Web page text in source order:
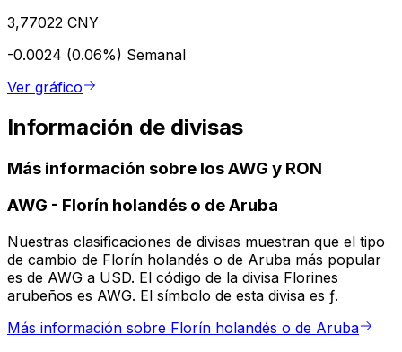
3,77022 CNY
-0.0024 (0.06%) Semanal
Ver gráfico
Información de divisas
Más información sobre los AWG y RON
AWG - Florín holandés o de Aruba
Nuestras clasificaciones de divisas muestran que el tipo
de cambio de Florín holandés o de Aruba más popular
es de AWG a USD. El código de la divisa Florines
arubeños es AWG. El símbolo de esta divisa es ƒ.
Más información sobre Florín holandés o de Aruba